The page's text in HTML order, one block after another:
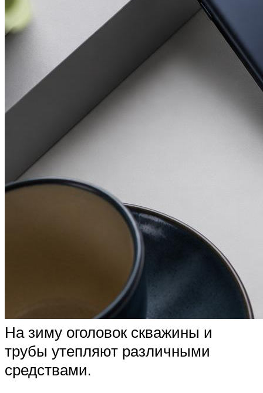
На зиму оголовок скважины и
трубы утепляют различными
средствами.